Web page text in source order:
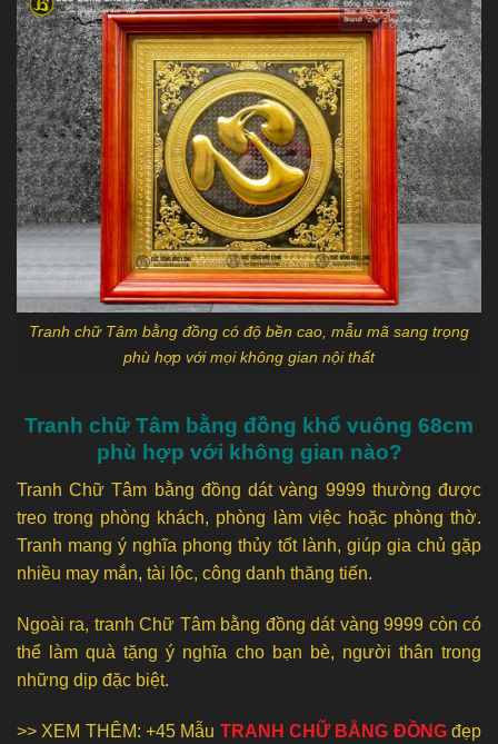
Tranh chữ Tâm bằng đồng có độ bền cao, mẫu mã sang trọng
phù hợp với mọi không gian nội thất
Tranh chữ Tâm bằng đồng khổ vuông 68cm
phù hợp với không gian nào?
Tranh Chữ Tâm bằng đồng dát vàng 9999 thường được
treo trong phòng khách, phòng làm việc hoặc phòng thờ.
Tranh mang ý nghĩa phong thủy tốt lành, giúp gia chủ gặp
nhiều may mắn, tài lộc, công danh thăng tiến.
Ngoài ra, tranh Chữ Tâm bằng đồng dát vàng 9999 còn có
thể làm quà tặng ý nghĩa cho bạn bè, người thân trong
những dịp đặc biệt.
>> XEM THÊM: +45 Mẫu TRANH CHỮ BẰNG ĐỒNGđẹp